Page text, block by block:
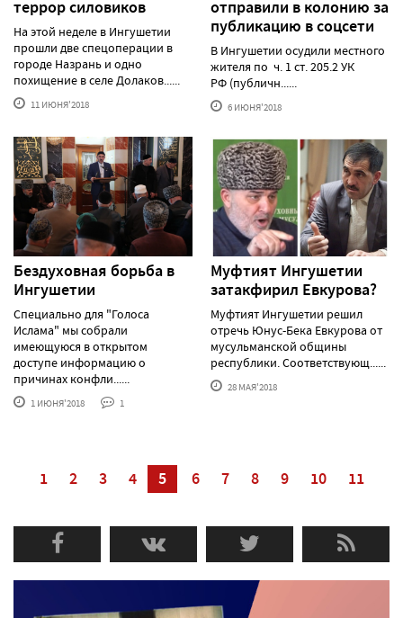
террор силовиков
На этой неделе в Ингушетии
прошли две спецоперации в
городе Назрань и одно
похищение в селе Долаков......
11 ИЮНЯ'2018
отправили в колонию за
публикацию в соцсети
В Ингушетии осудили местного
жителя по ч. 1 ст. 205.2 УК
РФ (публичн......
6 ИЮНЯ'2018
Бездуховная борьба в
Ингушетии
Специально для "Голоса
Ислама" мы собрали
имеющуюся в открытом
доступе информацию о
причинах конфли......
1 ИЮНЯ'2018 1
Муфтият Ингушетии
затакфирил Евкурова?
Муфтият Ингушетии решил
отречь Юнус-Бека Евкурова от
мусульманской общины
республики. Соответствующ......
28 МАЯ'2018
1 2 3 4 5 6 7 8 9 10 11